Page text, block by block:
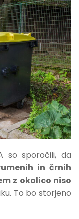
so sporočili, da
in črnih
z okolico niso
To bo storjeno